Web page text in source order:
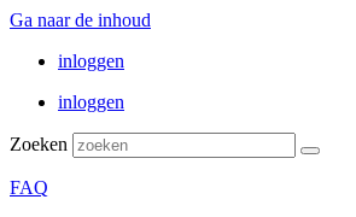
Ga naar de inhoud
inloggen
inloggen
Zoeken
FAQ